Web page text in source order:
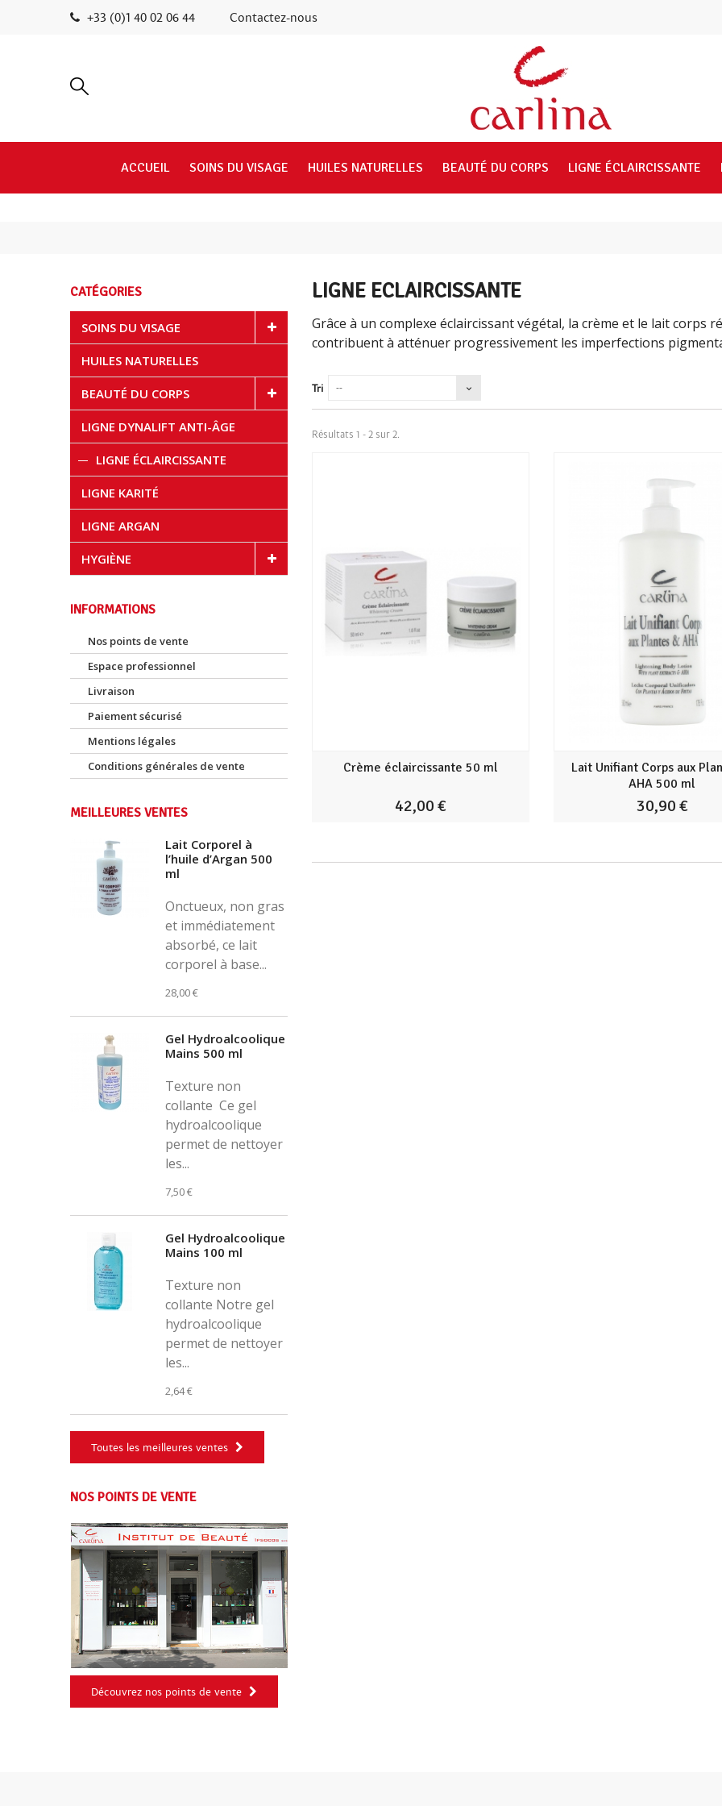
+33 (0)1 40 02 06 44 Contactez-nous
ACCUEIL SOINS DU VISAGE HUILES NATURELLES BEAUTÉ DU CORPS LIGNE ÉCLAIRCISSANTE
CATÉGORIES
SOINS DU VISAGE
HUILES NATURELLES
BEAUTÉ DU CORPS
LIGNE DYNALIFT ANTI-ÂGE
LIGNE ÉCLAIRCISSANTE
LIGNE KARITÉ
LIGNE ARGAN
HYGIÈNE
INFORMATIONS
Nos points de vente
Espace professionnel
Livraison
Paiement sécurisé
Mentions légales
Conditions générales de vente
MEILLEURES VENTES
Lait Corporel à
l’huile d’Argan 500
ml
Onctueux, non gras
et immédiatement
absorbé, ce lait
corporel à base...
28,00 €
Gel Hydroalcoolique
Mains 500 ml
Texture non
collante Ce gel
hydroalcoolique
permet de nettoyer
les...
7,50 €
Gel Hydroalcoolique
Mains 100 ml
Texture non
collante Notre gel
hydroalcoolique
permet de nettoyer
les...
2,64 €
Toutes les meilleures ventes
NOS POINTS DE VENTE
Découvrez nos points de vente
LIGNE ÉCLAIRCISSANTE
Grâce à un complexe éclaircissant végétal, la crème et le lait corps
contribuent à atténuer progressivement les imperfections
Tri --
Résultats 1 - 2 sur 2.
Crème éclaircissante 50 ml
42,00 €
Lait Unifiant Corps aux
AHA 500 ml
30,90 €